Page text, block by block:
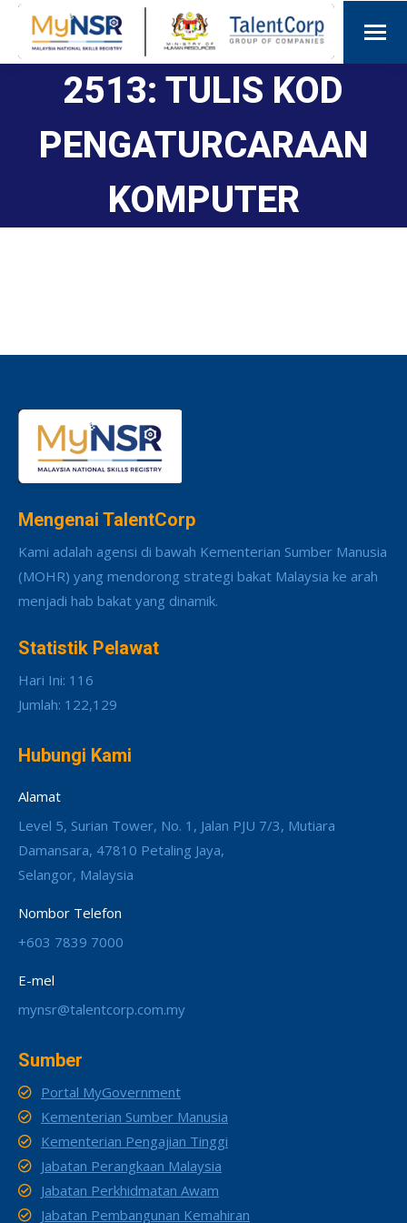
2513: TULIS KOD
PENGATURCARAAN
KOMPUTER
Mengenai TalentCorp
Kami adalah agensi di bawah Kementerian Sumber Manusia
(MOHR) yang mendorong strategi bakat Malaysia ke arah
menjadi hab bakat yang dinamik.
Statistik Pelawat
Hari Ini: 116
Jumlah: 122,129
Hubungi Kami
Alamat
Level 5, Surian Tower, No. 1, Jalan PJU 7/3, Mutiara
Damansara, 47810 Petaling Jaya,
Selangor, Malaysia
Nombor Telefon
+603 7839 7000
E-mel
mynsr@talentcorp.com.my
Sumber
Portal MyGovernment
Kementerian Sumber Manusia
Kementerian Pengajian Tinggi
Jabatan Perangkaan Malaysia
Jabatan Perkhidmatan Awam
Jabatan Pembangunan Kemahiran